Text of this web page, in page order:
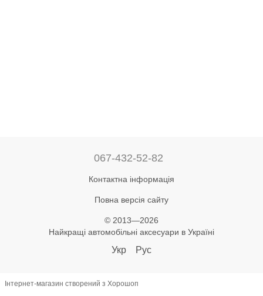
067-432-52-82
Контактна інформація
Повна версія сайту
© 2013—2026
Найкращі автомобільні аксесуари в Україні
Укр Рус
Інтернет-магазин створений з Хорошоп